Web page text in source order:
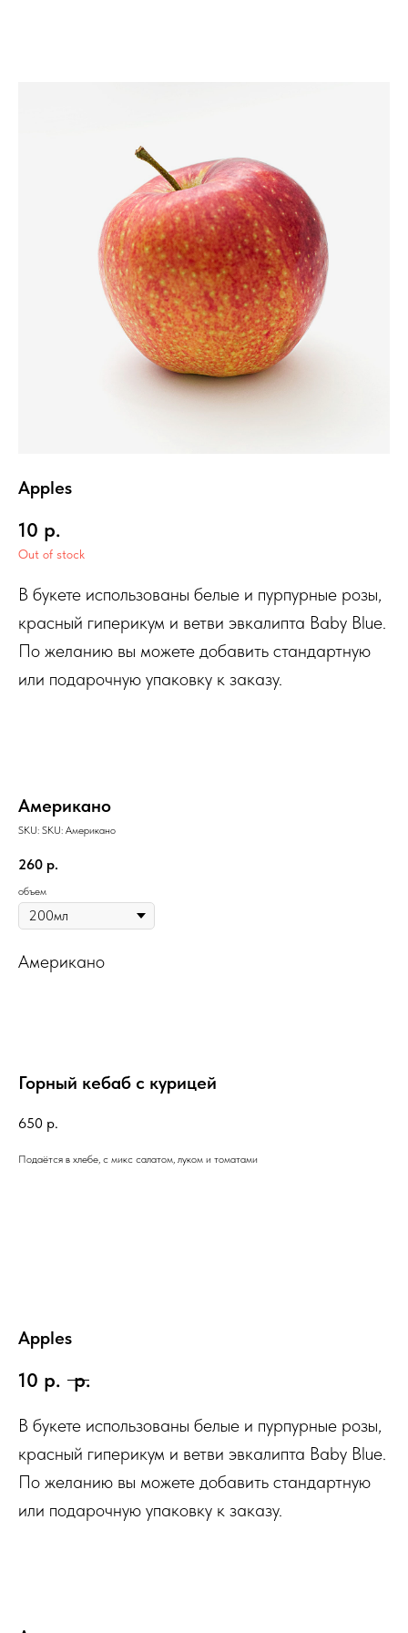
Apples
10 р.
Out of stock
В букете использованы белые и пурпурные розы,
красный гиперикум и ветви эвкалипта Baby Blue.
По желанию вы можете добавить стандартную
или подарочную упаковку к заказу.
Американо
SKU: SKU: Американо
260 р.
объем
Американо
Горный кебаб с курицей
650 р.
Подаётся в хлебе, с микс салатом, луком и томатами
Apples
10 р. р.
В букете использованы белые и пурпурные розы,
красный гиперикум и ветви эвкалипта Baby Blue.
По желанию вы можете добавить стандартную
или подарочную упаковку к заказу.